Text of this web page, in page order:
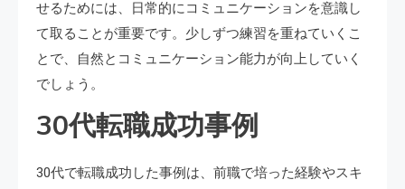
せるためには、日常的にコミュニケーションを意識し
て取ることが重要です。少しずつ練習を重ねていくこ
とで、自然とコミュニケーション能力が向上していく
でしょう。
30代転職成功事例
30代で転職成功した事例は、前職で培った経験やスキ